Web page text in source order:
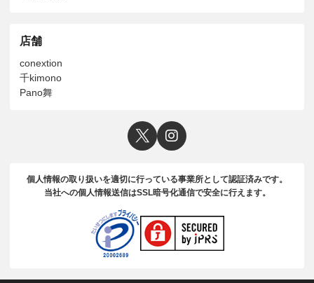
店舗
conextion
千kimono
Pano舞
個人情報の取り扱いを適切に行っている事業所として認証済みです。
当社への個人情報送信はSSL暗号化通信で安全に行えます。